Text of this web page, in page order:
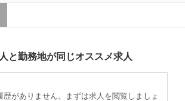
と勤務地が同じオススメ求人
歴がありません。まずは求人を閲覧しましょ